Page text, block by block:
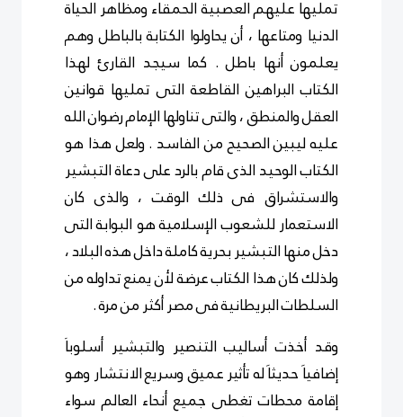
تمليها عليهم العصبية الحمقاء ومظاهر الحياة
الدنيا ومتاعها ، أن يحاولوا الكتابة بالباطل وهم
يعلمون أنها باطل . كما سيجد القارئ لهذا
الكتاب البراهين القاطعة التى تمليها قوانين
العقل والمنطق ، والتى تناولها الإمام رضوان الله
عليه ليبين الصحيح من الفاسد . ولعل هذا هو
الكتاب الوحيد الذى قام بالرد على دعاة التبشير
والاستشراق فى ذلك الوقت ، والذى كان
الاستعمار للشعوب الإسلامية هو البوابة التى
دخل منها التبشير بحرية كاملة داخل هذه البلاد ،
ولذلك كان هذا الكتاب عرضة لأن يمنع تداوله من
السلطات البريطانية فى مصر أكثر من مرة .
وقد أخذت أساليب التنصير والتبشير أسلوباَ
إضافياَ حديثاَ له تأثير عميق وسريع الانتشار وهو
إقامة محطات تغطى جميع أنحاء العالم سواء